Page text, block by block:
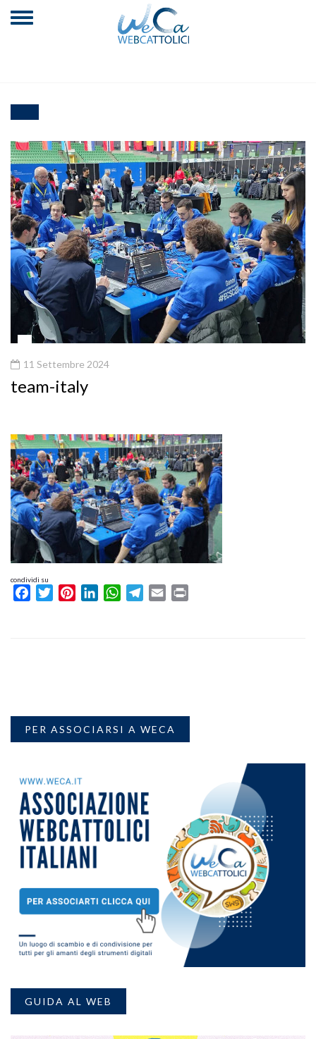
11 Settembre 2024
team-italy
condividi su
FacebookTwitterPinterestLinkedInWhatsAppTelegram
Email
PER ASSOCIARSI A WECA
GUIDA AL WEB